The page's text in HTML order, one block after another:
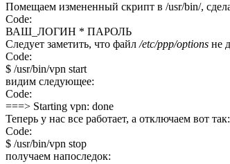
Помещаем измененный скрипт в /usr/bin/,
Code:
ВАШ_ЛОГИН * ПАРОЛЬ
Следует заметить, что файл /etc/ppp/options не
Code:
$ /usr/bin/vpn start
видим следующее:
Code:
===> Starting vpn: done
Теперь у нас все работает, а отключаем вот так:
Code:
$ /usr/bin/vpn stop
получаем напоследок: